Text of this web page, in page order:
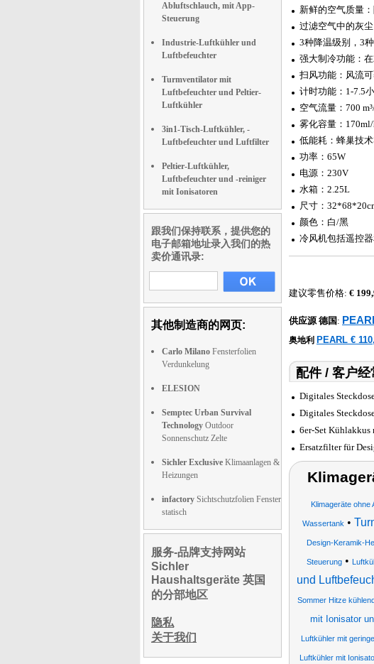
Abluftschlauch, mit App-
Steuerung
Industrie-Luftkühler und
Luftbefeuchter
Turmventilator mit
Luftbefeuchter und Peltier-
Luftkühler
3in1-Tisch-Luftkühler, -
Luftbefeuchter und Luftfilter
Peltier-Luftkühler,
Luftbefeuchter und -reiniger
mit Ionisatoren
跟我们保持联系，提供您的
电子邮箱地址录入我们的热
卖价通讯录:
其他制造商的网页:
Carlo Milano Fensterfolien
Verdunkelung
ELESION
Semptec Urban Survival
Technology Outdoor
Sonnenschutz Zelte
Sichler Exclusive Klimaanlagen &
Heizungen
infactory Sichtschutzfolien Fenster
statisch
服务-品牌支持网站
Sichler
Haushaltsgeräte 英国
的分部地区
隐私
关于我们
新鲜的空气质量
过滤空气中的灰
3种降温级别，3
强大制冷功能：
扫风功能：风流
计时功能：1-7.5
空气流量：700
雾化容量：
低能耗：蜂巢技
功率：65W
电源：230V
水箱：2.25L
尺寸：
颜色：白/黑
冷风机包括遥控
建议零售价格: €
供应源 德国 :
奥地利 PEARL €
配件 / 客户经
Digitales
Digitales
6er-Set
Ersatzfilter für
Klimageräte ohne
Wassertank •
Design-Keramik-
Steuerung•
und
Sommer Hitze
mit Ionisator
Luftkühler mit
Luftkühler mit